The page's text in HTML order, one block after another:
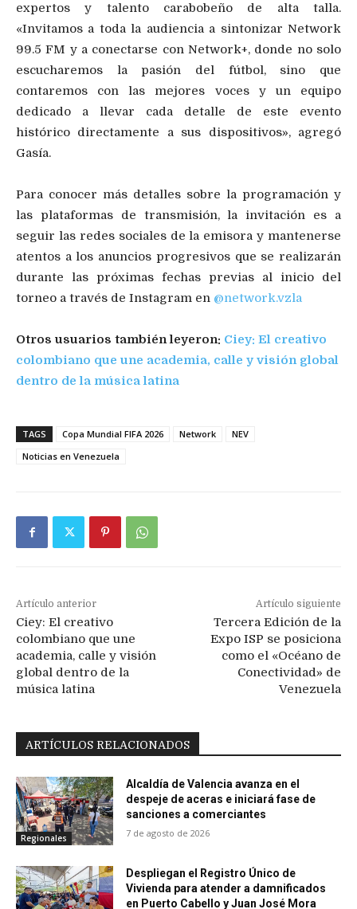
expertos y talento carabobeño de alta talla.
«Invitamos a toda la audiencia a sintonizar Network
99.5 FM y a conectarse con Network+, donde no solo
escucharemos la pasión del fútbol, sino que
contaremos con las mejores voces y un equipo
dedicado a llevar cada detalle de este evento
histórico directamente a sus dispositivos», agregó
Gasía.
Para conocer más detalles sobre la programación y
las plataformas de transmisión, la invitación es a
seguir las redes sociales de la emisora y mantenerse
atentos a los anuncios progresivos que se realizarán
durante las próximas fechas previas al inicio del
torneo a través de Instagram en @network.vzla
Otros usuarios también leyeron: Ciey: El creativo
colombiano que une academia, calle y visión global
dentro de la música latina
TAGS Copa Mundial FIFA 2026 Network
NEV
Noticias en Venezuela
Artículo anterior
Ciey: El creativo
colombiano que une
academia, calle y visión
global dentro de la
música latina
Artículo siguiente
Tercera Edición de la
Expo ISP se posiciona
como el «Océano de
Conectividad» de
Venezuela
ARTÍCULOS RELACIONADOS
Regionales
Alcaldía de Valencia avanza en el
despeje de aceras e iniciará fase de
sanciones a comerciantes
7 de agosto de 2026
Despliegan el Registro Único de
Vivienda para atender a damnificados
en Puerto Cabello y Juan José Mora